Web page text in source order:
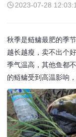
2023-07-28
秋季是鲢鳙最肥的季
越长越瘦，卖不出个
季气温高，其他鱼都
的鲢鳙受到高温影响